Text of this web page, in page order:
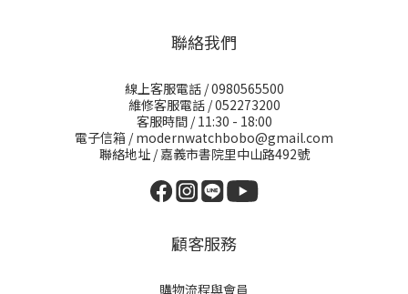
聯絡我們
線上客服電話 / 0980565500
維修客服電話 / 052273200
客服時間 / 11:30 - 18:00
電子信箱 / modernwatchbobo@gmail.com
聯絡地址 / 嘉義市書院里中山路492號
顧客服務
購物流程與會員